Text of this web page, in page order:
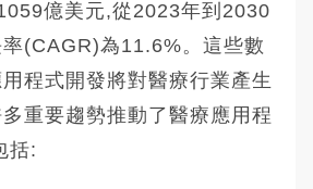
億美元,從2023年到2030
(CAGR)為11.6%。這些數
程式開發將對醫療行業產生
重要趨勢推動了醫療應用程
括: